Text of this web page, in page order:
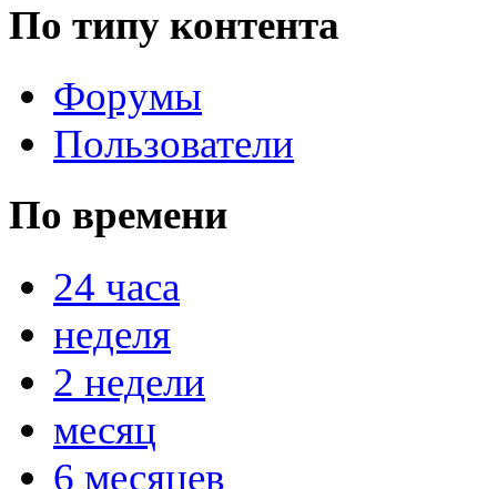
По типу контента
Форумы
Пользователи
По времени
24 часа
неделя
2 недели
месяц
6 месяцев